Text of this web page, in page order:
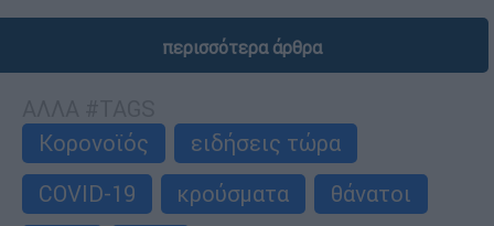
περισσότερα άρθρα
Κορονοϊός
ειδήσεις τώρα
COVID-19
κρούσματα
θάνατοι